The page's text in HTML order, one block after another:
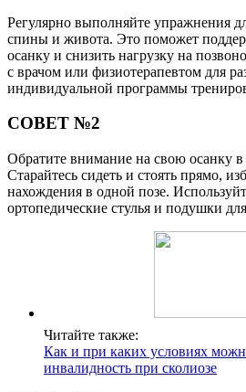
Регулярно выполняйте упражнения
спины и живота. Это поможет
осанку и снизить нагрузку на
с врачом или физиотерапевтом для
индивидуальной программы
СОВЕТ №2
Обратите внимание на свою осанку
Старайтесь сидеть и стоять прямо,
нахождения в одной позе.
ортопедические стулья и подушки
Читайте также:
Как и при каких условиях
инвалидность при сколиозе